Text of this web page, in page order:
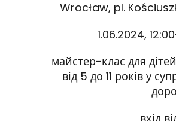
Wrocław, pl.
1.06.2024,
майстер-клас для дітей
від 5 до 11 років у